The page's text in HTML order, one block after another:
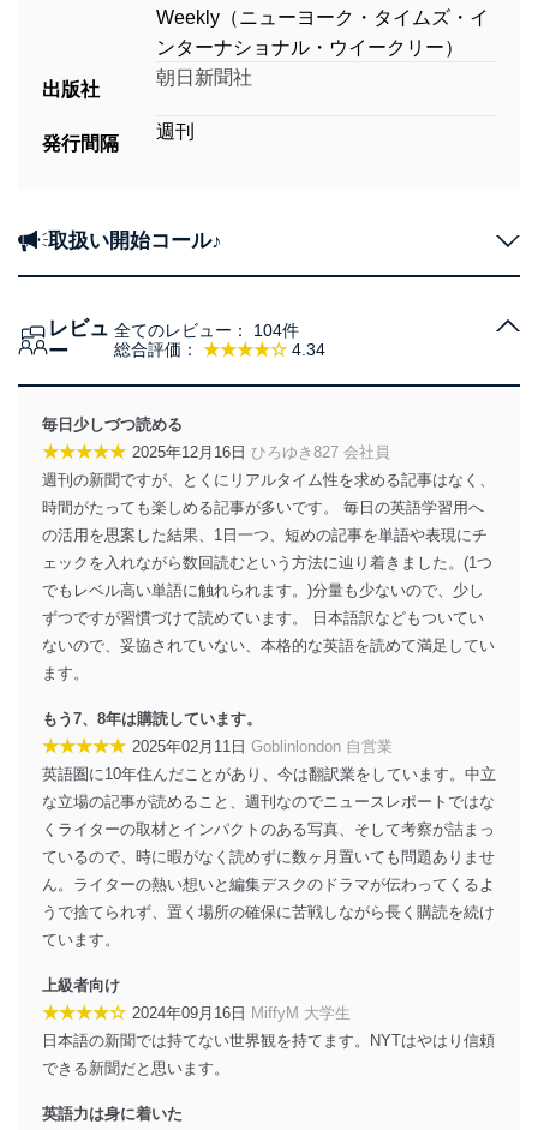
Weekly（ニューヨーク・タイムズ・イ
ンターナショナル・ウイークリー）
出版社
朝日新聞社
発行間隔
週刊
取扱い開始コール♪
レビュ
ー
総合評価： ★★★★☆ 4.34
全てのレビュー： 104件
毎日少しづつ読める
★★★★★ 2025年12月16日 ひろゆき827 会社員
週刊の新聞ですが、とくにリアルタイム性を求める記事はなく、
時間がたっても楽しめる記事が多いです。 毎日の英語学習用へ
の活用を思案した結果、1日一つ、短めの記事を単語や表現にチ
ェックを入れながら数回読むという方法に辿り着きました。(1つ
でもレベル高い単語に触れられます。)分量も少ないので、少し
ずつですが習慣づけて読めています。 日本語訳などもついてい
ないので、妥協されていない、本格的な英語を読めて満足してい
ます。
もう7、8年は購読しています。
★★★★★ 2025年02月11日 Goblinlondon 自営業
英語圏に10年住んだことがあり、今は翻訳業をしています。中立
な立場の記事が読めること、週刊なのでニュースレポートではな
くライターの取材とインパクトのある写真、そして考察が詰まっ
ているので、時に暇がなく読めずに数ヶ月置いても問題ありませ
ん。ライターの熱い想いと編集デスクのドラマが伝わってくるよ
うで捨てられず、置く場所の確保に苦戦しながら長く購読を続け
ています。
上級者向け
★★★★☆ 2024年09月16日 MiffyM 大学生
日本語の新聞では持てない世界観を持てます。NYTはやはり信頼
できる新聞だと思います。
英語力は身に着いた